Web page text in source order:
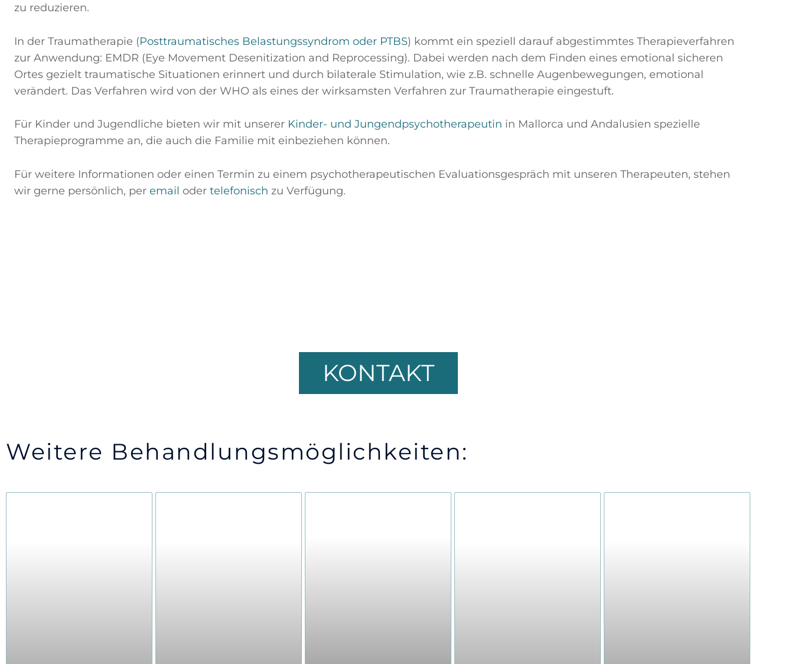
zu reduzieren.
In der Traumatherapie (Posttraumatisches Belastungssyndrom oder PTBS) kommt ein speziell darauf abgestimmtes Therapieverfahren
zur Anwendung: EMDR (Eye Movement Desenitization and Reprocessing). Dabei werden nach dem Finden eines emotional sicheren
Ortes gezielt traumatische Situationen erinnert und durch bilaterale Stimulation, wie z.B. schnelle Augenbewegungen, emotional
verändert. Das Verfahren wird von der WHO als eines der wirksamsten Verfahren zur Traumatherapie eingestuft.
Für Kinder und Jugendliche bieten wir mit unserer Kinder- und Jungendpsychotherapeutin in Mallorca und Andalusien spezielle
Therapieprogramme an, die auch die Familie mit einbeziehen können.
Für weitere Informationen oder einen Termin zu einem psychotherapeutischen Evaluationsgespräch mit unseren Therapeuten, stehen
wir gerne persönlich, per email oder telefonisch zu Verfügung.
KONTAKT
Weitere Behandlungsmöglichkeiten: